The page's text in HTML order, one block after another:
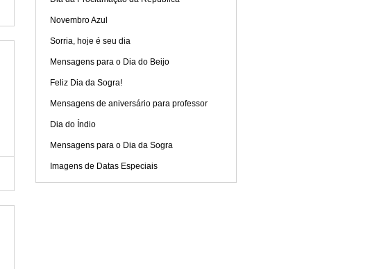
Novembro Azul
Sorria, hoje é seu dia
Mensagens para o Dia do Beijo
Feliz Dia da Sogra!
Mensagens de aniversário para professor
Dia do Índio
Mensagens para o Dia da Sogra
Imagens de Datas Especiais